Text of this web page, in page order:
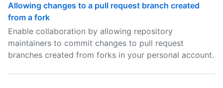
Allowing changes to a pull request branch created
from a fork
Enable collaboration by allowing repository
maintainers to commit changes to pull request
branches created from forks in your personal account.